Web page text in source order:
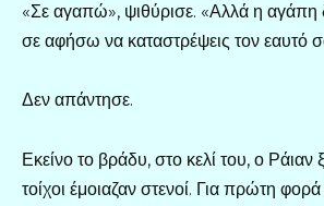
«Σε αγαπώ», ψιθύρισε. «Αλλά η αγάπη
σε αφήσω να καταστρέψεις τον εαυτό
Δεν απάντησε.
Εκείνο το βράδυ, στο κελί του, ο
τοίχοι έμοιαζαν στενοί. Για πρώτη